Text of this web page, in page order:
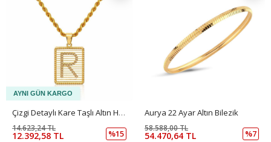
Çizgi Detaylı Kare Taşlı Altın Harf Kolye Ucu – Özel Seri (2,1 × 1,3 Cm – 0,15 Mm)
12.392,58 TL
14.623,24 TL
%15
Aurya 22 Ayar Altın Bilezik
54.470,64 TL
58.588,00 TL
%7